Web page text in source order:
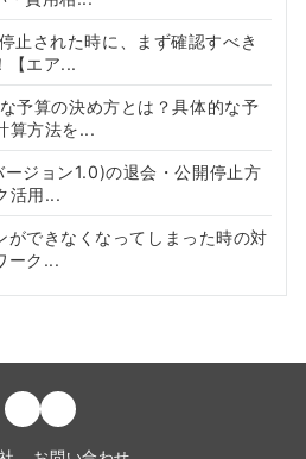
止された時に、まず確認すべき
【エア...
予算の決め方とは？具体的な予
算方法を...
ジョン1.0)の退会・公開停止方
活用...
ができなくなってしまった時の対
ーク...